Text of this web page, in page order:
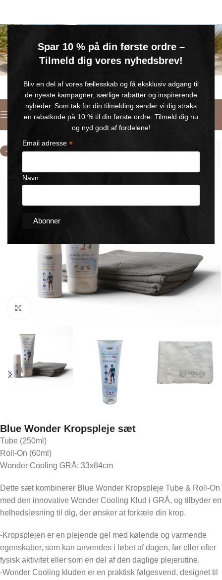
Spar 10 % på din første ordre –
Tilmeld dig vores nyhedsbrev!
Bliv en del af vores fællesskab og få eksklusiv adgang til
de nyeste kampagner, særlige rabatter og inspirerende
nyheder. Som tak for din tilmelding sender vi dig straks
en rabatkode på 10 % til din første ordre. Tilmeld dig nu
og nyd godt af fordelene!
Email adresse *
Navn
Køb for min. 600 kr.
🎁 Gælder til og med d. 9. august
Dansk
Forside/Bestseller
-8%
Blue Wonder Kropspleje sæt
Tube (250ml)
Roll-On (60ml)
Wonder Cooling GRÅ: 33x84cm
Dette sæt kombinerer Blue Wonder Kropspleje Tube & Roll-On
med den innovative Wonder Cooling Klud i GRÅ, og tilbyder en
helhedsløsning til dig, der ønsker at forkæle din krop.
-Kropsplejen er en plejende gel med kølende og varmende
egenskaber, som kan anvendes i løbet af dagen, før eller efter
fysisk aktivitet eller som en del af den daglige plejerutine.
-Wonder Cooling kluden er en praktisk følgesvend, designet til